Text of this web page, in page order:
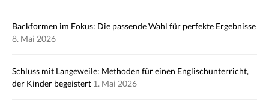
Backformen im Fokus: Die passende Wahl für perfekte Ergebnisse
8. Mai 2026
Schluss mit Langeweile: Methoden für einen Englischunterricht,
der Kinder begeistert 1. Mai 2026